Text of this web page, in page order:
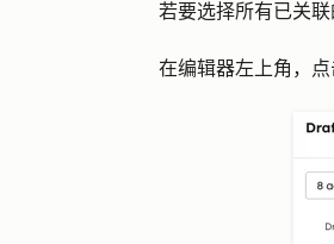
若要选择所有已关
在编辑器左上角，点